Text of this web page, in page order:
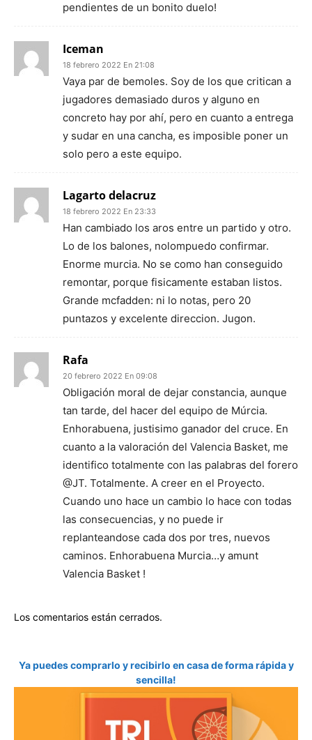
pendientes de un bonito duelo!
Iceman
18 febrero 2022 En 21:08
Vaya par de bemoles. Soy de los que critican a
jugadores demasiado duros y alguno en
concreto hay por ahí, pero en cuanto a entrega
y sudar en una cancha, es imposible poner un
solo pero a este equipo.
Lagarto delacruz
18 febrero 2022 En 23:33
Han cambiado los aros entre un partido y otro.
Lo de los balones, nolompuedo confirmar.
Enorme murcia. No se como han conseguido
remontar, porque fisicamente estaban listos.
Grande mcfadden: ni lo notas, pero 20
puntazos y excelente direccion. Jugon.
Rafa
20 febrero 2022 En 09:08
Obligación moral de dejar constancia, aunque
tan tarde, del hacer del equipo de Múrcia.
Enhorabuena, justisimo ganador del cruce. En
cuanto a la valoración del Valencia Basket, me
identifico totalmente con las palabras del forero
@JT. Totalmente. A creer en el Proyecto.
Cuando uno hace un cambio lo hace con todas
las consecuencias, y no puede ir
replanteandose cada dos por tres, nuevos
caminos. Enhorabuena Murcia…y amunt
Valencia Basket !
Los comentarios están cerrados.
Ya puedes comprarlo y recibirlo en casa de forma rápida y
sencilla!